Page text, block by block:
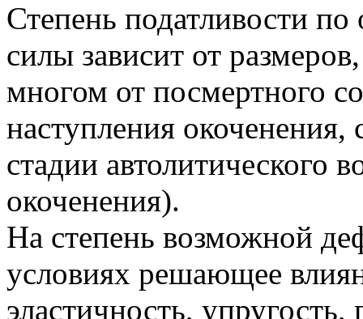
Степень податливости
силы зависит от
многом от посмертного
наступления окоченения,
стадии автолитического
окоченения).
На степень возможной
условиях решающее
эластичность,